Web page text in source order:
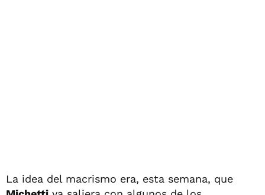
La idea del macrismo era, esta semana, que